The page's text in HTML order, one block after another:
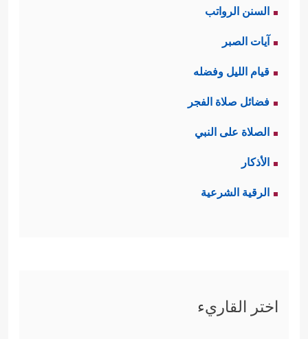
السنن الرواتب
آيات الصبر
قيام الليل وفضله
فضائل صلاة الفجر
الصلاة على النبي
الأذكار
الرقية الشرعية
اختر القاريء